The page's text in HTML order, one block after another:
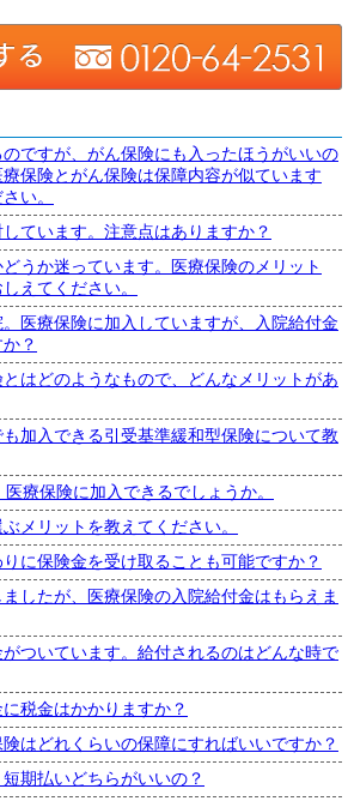
ですが、がん保険にも入ったほうがいいの
保険とがん保険は保障内容が似ています
い。
ています。注意点はありますか？
うか迷っています。医療保険のメリット
えてください。
医療保険に加入していますが、入院給付金
？
はどのようなもので、どんなメリットがあ
加入できる引受基準緩和型保険について教
療保険に加入できるでしょうか。
メリットを教えてください。
に保険金を受け取ることも可能ですか？
したが、医療保険の入院給付金はもらえま
ついています。給付されるのはどんな時で
税金はかかりますか？
はどれくらいの保障にすればいいですか？
期払いどちらがいいの？